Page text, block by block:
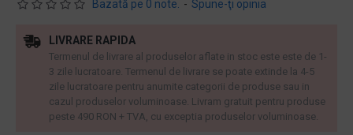
Bazată pe 0 note. - Spune-ţi opinia
LIVRARE RAPIDA
Termenul de livrare al produselor aflate in stoc este este de 1-
3 zile lucratoare. Termenul de livrare se poate extinde la 4-5
zile lucratoare pentru anumite categorii de produse sau in
cazul produselor voluminoase. Livram gratuit pentru produse
peste 490 RON + TVA, cu exceptia produselor voluminoase.